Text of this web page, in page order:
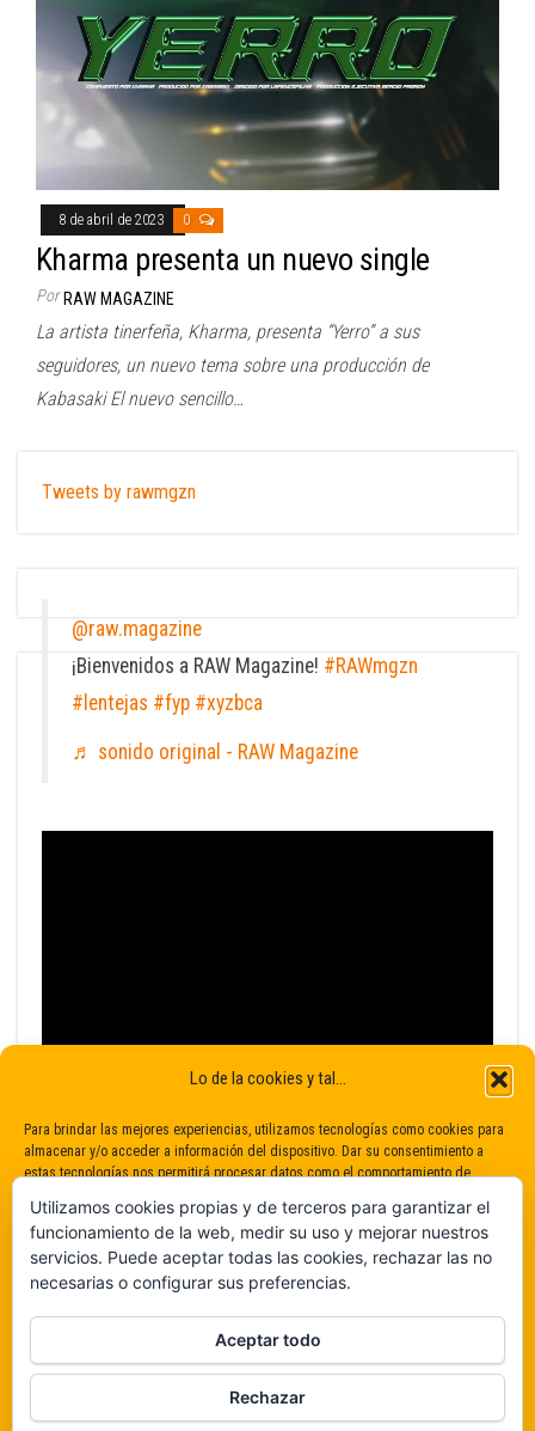
Lo de la cookies y tal...
Para brindar las mejores experiencias, utilizamos tecnologías como cookies para
almacenar y/o acceder a información del dispositivo. Dar su consentimiento a
estas tecnologías nos permitirá procesar datos como el comportamiento de
consentimiento puede afectar negativamente a determinadas características y
funciones.
De ninguna manera
Veámos que hay aquí
8 de abril de 2023 0
Kharma presenta un nuevo single
Por RAW MAGAZINE
La artista tinerfeña, Kharma, presenta “Yerro” a sus
seguidores, un nuevo tema sobre una producción de
Kabasaki El nuevo sencillo…
Tweets by rawmgzn
@raw.magazine
¡Bienvenidos a RAW Magazine! #RAWmgzn
#lentejas #fyp #xyzbca
♬ sonido original - RAW Magazine
Utilizamos cookies propias y de terceros para garantizar el
funcionamiento de la web, medir su uso y mejorar nuestros
servicios. Puede aceptar todas las cookies, rechazar las no
necesarias o configurar sus preferencias.
Aceptar todo
Rechazar